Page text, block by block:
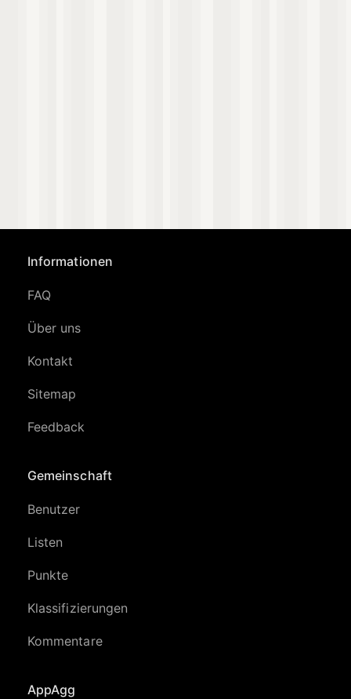
Informationen
FAQ
Über uns
Kontakt
Sitemap
Feedback
Gemeinschaft
Benutzer
Listen
Punkte
Klassifizierungen
Kommentare
AppAgg